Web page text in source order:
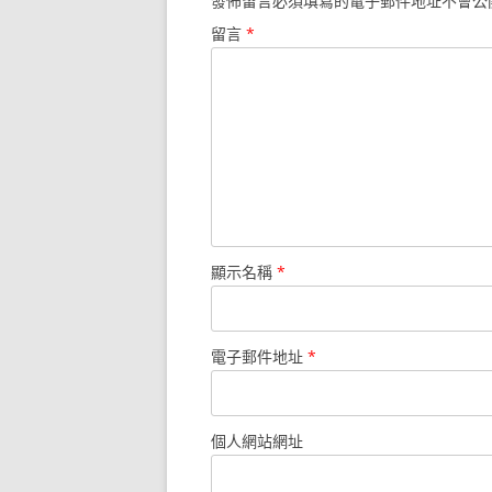
留言 *
顯示名稱 *
電子郵件地址 *
個人網站網址